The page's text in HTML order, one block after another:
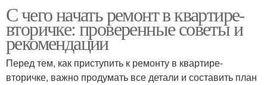
С чего начать ремонт в квартире-
вторичке: проверенные советы и
рекомендации
Перед тем, как приступить к ремонту в квартире-
вторичке, важно продумать все детали и составить план